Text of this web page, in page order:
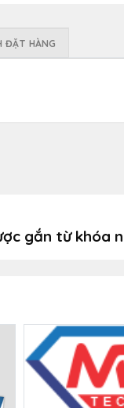
ĐẶT HÀNG
gắn từ khóa